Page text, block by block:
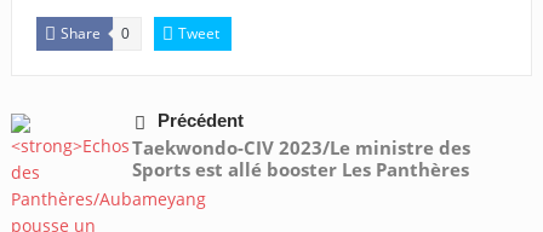
Share 0 Tweet
Précédent
Taekwondo-CIV 2023/Le ministre des
Sports est allé booster Les Panthères